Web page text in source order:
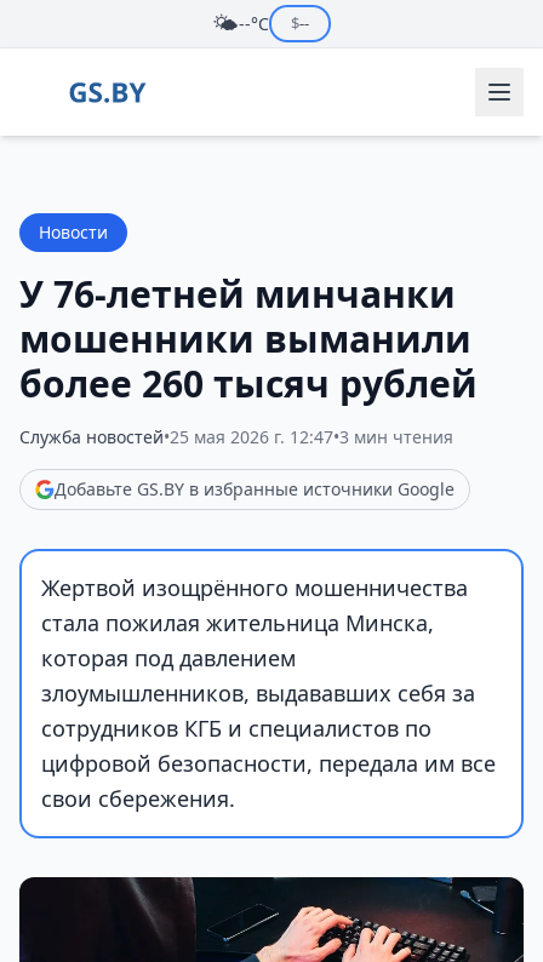
🌤️--°C $--
Новости
У 76-летней минчанки
мошенники выманили
более 260 тысяч рублей
Служба новостей•25 мая 2026 г. 12:47•3 мин чтения
Добавьте GS.BY в избранные источники Google
Жертвой изощрённого мошенничества
стала пожилая жительница Минска,
которая под давлением
злоумышленников, выдававших себя за
сотрудников КГБ и специалистов по
цифровой безопасности, передала им все
свои сбережения.